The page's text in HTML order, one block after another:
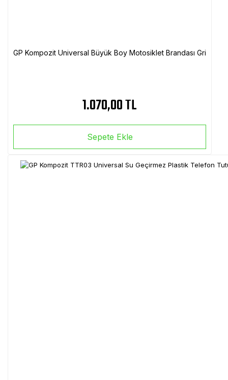
GP Kompozit Universal Büyük Boy Motosiklet Brandası Gri
1.070,00 TL
Sepete Ekle